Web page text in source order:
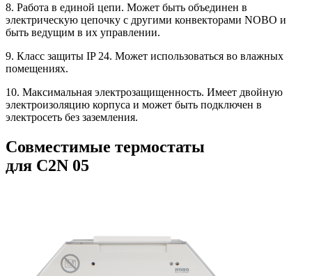
8. Работа в единой цепи. Может быть объединен в
электрическую цепочку с другими конвекторами NOBO и
быть ведущим в их управлении.
9. Класс защиты IP 24. Может использоваться во влажных
помещениях.
10. Максимальная электрозащищенность. Имеет двойную
электроизоляцию корпуса и может быть подключен в
электросеть без заземления.
Совместимые термостаты
для C2N 05